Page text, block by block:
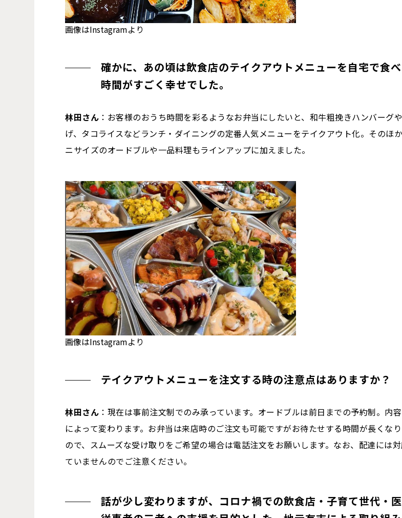
画像はInstagramより
確かに、あの頃は飲食店のテイクアウトメニューを自宅で食
時間がすごく幸せでした。
林田さん ：お客様のおうち時間を彩るようなお弁当にしたいと、和牛粗挽きハンバーグ
げ、タコライスなどランチ・ダイニングの定番人気メニューをテイクアウト化。そのほ
ニサイズのオードブルや一品料理もラインアップに加えました。
画像はInstagramより
テイクアウトメニューを注文する時の注意点はありますか？
林田さん ：現在は事前注文制でのみ承っています。オードブルは前日までの予約制。内
によって変わります。お弁当は来店時のご注文も可能ですがお待たせする時間が長くな
ので、スムーズな受け取りをご希望の場合は電話注文をお願いします。なお、配達には
ていませんのでご注意ください。
話が少し変わりますが、コロナ禍での飲食店・子育て世代・